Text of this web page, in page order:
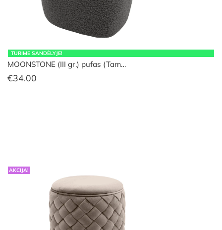
TURIME SANDĖLYJE!
MOONSTONE (III gr.) pufas (Tam…
€34.00
AKCIJA!